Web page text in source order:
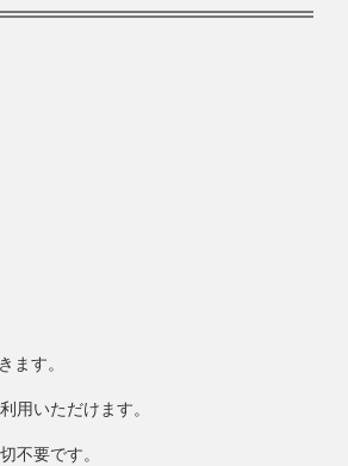
ます。
用いただけます。
不要です。